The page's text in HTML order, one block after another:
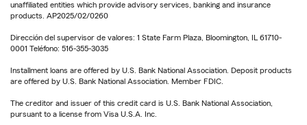
unaffiliated entities which provide advisory services, banking and insurance
products. AP2025/02/0260
Dirección del supervisor de valores: 1 State Farm Plaza, Bloomington, IL 61710-
0001 Teléfono: 516-355-3035
Installment loans are offered by U.S. Bank National Association. Deposit products
are offered by U.S. Bank National Association. Member FDIC.
The creditor and issuer of this credit card is U.S. Bank National Association,
pursuant to a license from Visa U.S.A. Inc.